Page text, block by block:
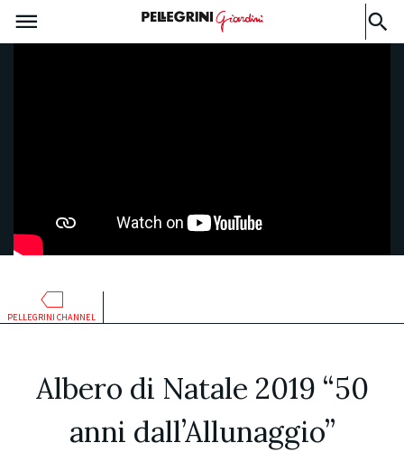
PELLEGRINI CHANNEL
Albero di Natale 2019 “50
anni dall’Allunaggio”